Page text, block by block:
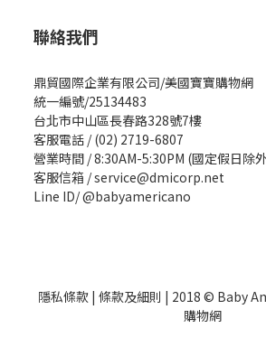
聯絡我們
鼎貿國際企業有限公司/美國寶寶購物網
統一編號/25134483
台北市中山區長春路328號7樓
客服電話 / (02) 2719-6807
營業時間 / 8:30AM-5:30PM (國定假日除
客服信箱 / service@dmicorp.net
Line ID/ @babyamericano
隱私條款| 條款及細則 | 2018 © Baby
購物網